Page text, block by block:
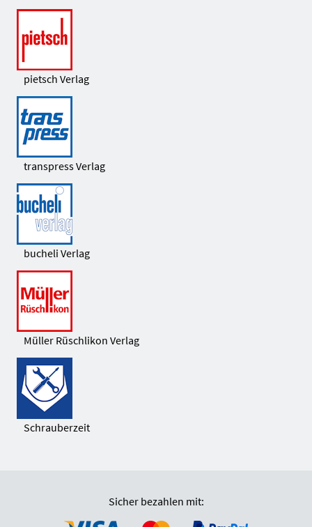
pietsch Verlag
transpress Verlag
bucheli Verlag
Müller Rüschlikon Verlag
Schrauberzeit
Sicher bezahlen mit: